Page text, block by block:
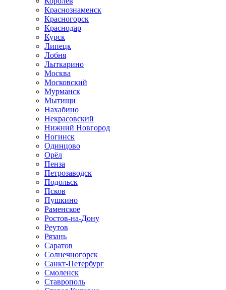
Краснознаменск
Красногорск
Краснодар
Курск
Липецк
Лобня
Лыткарино
Москва
Московский
Мурманск
Мытищи
Нахабино
Некрасовский
Нижний Новгород
Ногинск
Одинцово
Орёл
Пенза
Петрозаводск
Подольск
Псков
Пушкино
Раменское
Ростов-на-Дону
Реутов
Рязань
Саратов
Солнечногорск
Санкт-Петербург
Смоленск
Ставрополь